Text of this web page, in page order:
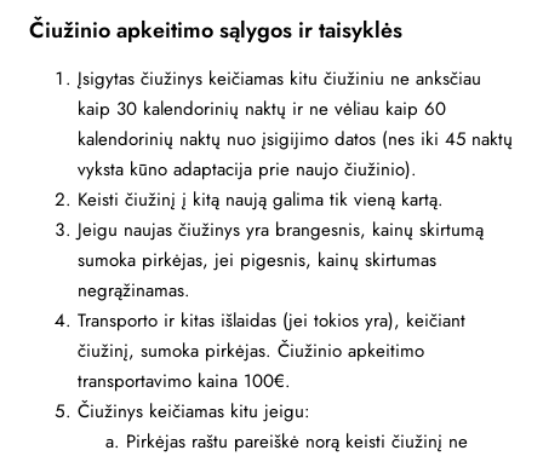
Čiužinio apkeitimo sąlygos ir taisyklės
Įsigytas čiužinys keičiamas kitu čiužiniu ne anksčiau
kaip 30 kalendorinių naktų ir ne vėliau kaip 60
kalendorinių naktų nuo įsigijimo datos (nes iki 45 naktų
vyksta kūno adaptacija prie naujo čiužinio).
Keisti čiužinį į kitą naują galima tik vieną kartą.
Jeigu naujas čiužinys yra brangesnis, kainų skirtumą
sumoka pirkėjas, jei pigesnis, kainų skirtumas
negrąžinamas.
Transporto ir kitas išlaidas (jei tokios yra), keičiant
čiužinį, sumoka pirkėjas. Čiužinio apkeitimo
transportavimo kaina 100€.
Čiužinys keičiamas kitu jeigu:
Pirkėjas raštu pareiškė norą keisti čiužinį ne